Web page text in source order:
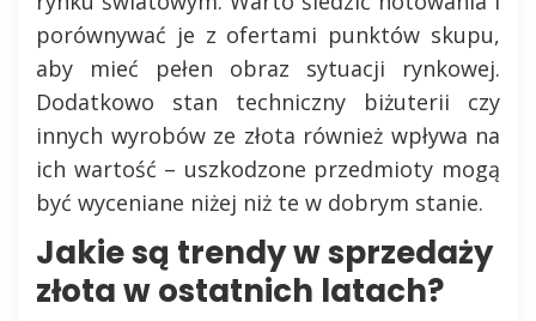
porównywać je z ofertami punktów skupu,
aby mieć pełen obraz sytuacji rynkowej.
Dodatkowo stan techniczny biżuterii czy
innych wyrobów ze złota również wpływa na
ich wartość – uszkodzone przedmioty mogą
być wyceniane niżej niż te w dobrym stanie.
Jakie są trendy w sprzedaży
złota w ostatnich latach?